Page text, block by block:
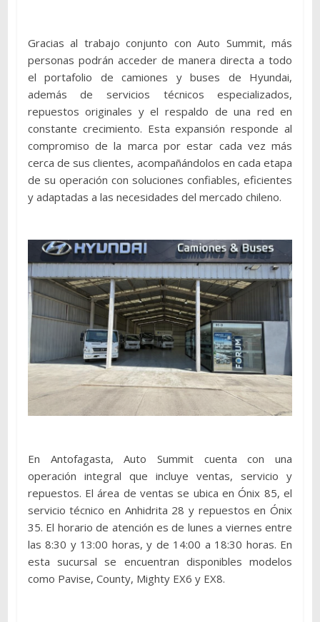
Gracias al trabajo conjunto con Auto Summit, más
personas podrán acceder de manera directa a todo
el portafolio de camiones y buses de Hyundai,
además de servicios técnicos especializados,
repuestos originales y el respaldo de una red en
constante crecimiento. Esta expansión responde al
compromiso de la marca por estar cada vez más
cerca de sus clientes, acompañándolos en cada etapa
de su operación con soluciones confiables, eficientes
y adaptadas a las necesidades del mercado chileno.
En Antofagasta, Auto Summit cuenta con una
operación integral que incluye ventas, servicio y
repuestos. El área de ventas se ubica en Ónix 85, el
servicio técnico en Anhidrita 28 y repuestos en Ónix
35. El horario de atención es de lunes a viernes entre
las 8:30 y 13:00 horas, y de 14:00 a 18:30 horas. En
esta sucursal se encuentran disponibles modelos
como Pavise, County, Mighty EX6 y EX8.